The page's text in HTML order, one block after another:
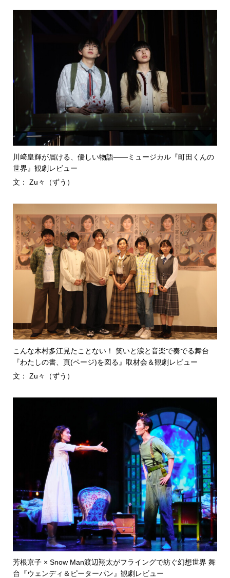
川﨑皇輝が届ける、優しい物語――ミュージカル『町田くんの
世界』観劇レビュー
文： Zu々（ずう）
こんな木村多江見たことない！ 笑いと涙と音楽で奏でる舞台
『わたしの書、頁(ページ)を図る』取材会＆観劇レビュー
文： Zu々（ずう）
芳根京子 × Snow Man渡辺翔太がフライングで紡ぐ幻想世界 舞
台『ウェンディ＆ピーターパン』観劇レビュー